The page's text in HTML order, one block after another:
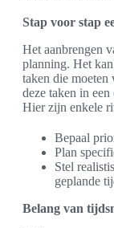
Stap voor stap
Het aanbrengen
planning. Het
taken die
deze taken in
Hier zijn enkele
Bepaal
Plan
Stel
geplande
Belang van